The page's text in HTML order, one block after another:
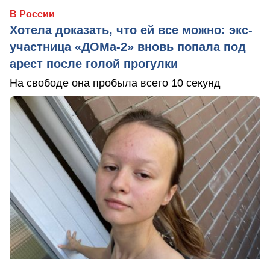
В России
Хотела доказать, что ей все можно: экс-
участница «ДОМа-2» вновь попала под
арест после голой прогулки
На свободе она пробыла всего 10 секунд